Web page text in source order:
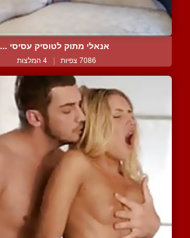
אנאלי מתוק לטוסיק עסיסי ...
7086 צפיות | 4 המלצות